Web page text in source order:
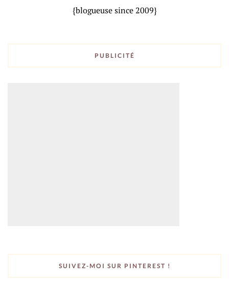
{blogueuse since 2009}
PUBLICITÉ
SUIVEZ-MOI SUR PINTEREST !